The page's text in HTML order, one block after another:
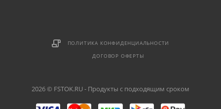
ПОЛИТИКА КОНФИДЕНЦИАЛЬНОСТИ
ДОГОВОР ОФЕРТЫ
2026 © FSTOK.RU - Продукты с подходящим сроком